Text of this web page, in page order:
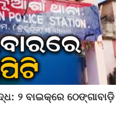
୨ ବାଇକ୍‌ରେ ଠେଙ୍ଗାବାଡ଼ି